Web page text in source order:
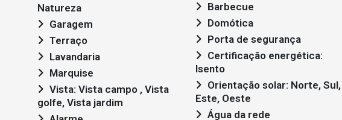
Natureza
Garagem
Terraço
Lavandaria
Marquise
golfe, Vista jardim
Barbecue
Domótica
Porta de segurança
Isento
Este, Oeste
Água da rede